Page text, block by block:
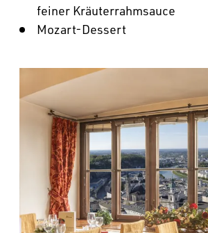
feiner Kräuterrahmsauce
Mozart-Dessert